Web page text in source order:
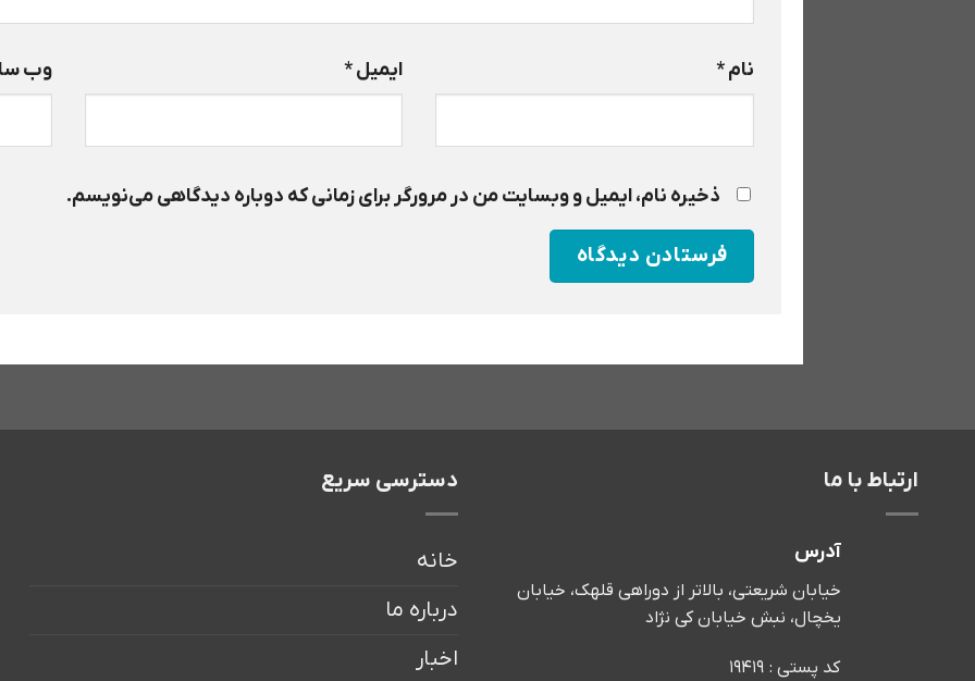
نام* ایمیل* وب‌
ذخیره نام، ایمیل و وبسایت من در مرورگر برای زمانی که دوباره دیدگاهی می‌نویسم.
ارتباط با ما
آدرس
خیابان شریعتی، بالاتر از دوراهی قلهک، خیابان
یخچال، نبش خیابان کی نژاد
کد پستی : 19419
دسترسی سریع
خانه
درباره ما
اخبار